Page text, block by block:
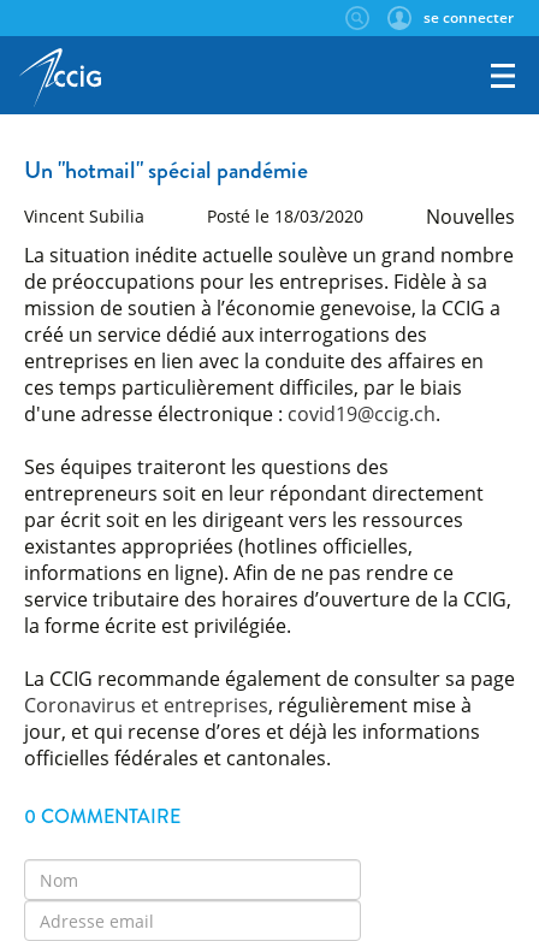
se connecter
Un "hotmail" spécial pandémie
Vincent Subilia Posté le 18/03/2020
Nouvelles
La situation inédite actuelle soulève un grand nombre
de préoccupations pour les entreprises. Fidèle à sa
mission de soutien à l’économie genevoise, la CCIG a
créé un service dédié aux interrogations des
entreprises en lien avec la conduite des affaires en
ces temps particulièrement difficiles, par le biais
d'une adresse électronique : covid19@ccig.ch.
Ses équipes traiteront les questions des
entrepreneurs soit en leur répondant directement
par écrit soit en les dirigeant vers les ressources
existantes appropriées (hotlines officielles,
informations en ligne). Afin de ne pas rendre ce
service tributaire des horaires d’ouverture de la CCIG,
la forme écrite est privilégiée.
La CCIG recommande également de consulter sa page
Coronavirus et entreprises, régulièrement mise à
jour, et qui recense d’ores et déjà les informations
officielles fédérales et cantonales.
0 COMMENTAIRE